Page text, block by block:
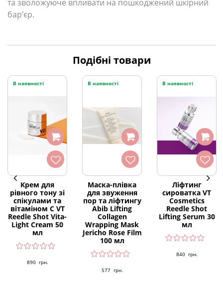
та зволожуюче впливати на пошкоджений шкірний
бар’єр.
Подібні товари
В наявності
Крем для
рівного тону зі
спікулами та
вітаміном С VT
Reedle Shot Vita-
Light Cream 50
мл
890 грн.
В наявності
Маска-плівка
для звуження
пор та ліфтингу
Abib Lifting
Collagen
Wrapping Mask
Jericho Rose Film
100 мл
577 грн.
В наявності
Ліфтинг
сироватка VT
Cosmetics
Reedle Shot
Lifting Serum 30
мл
840 грн.